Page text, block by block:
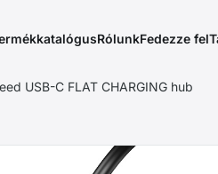
RólunkFedezze fel
USB-C FLAT CHARGING hub